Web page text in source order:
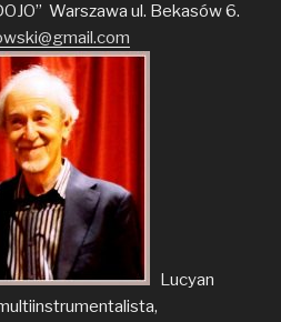
Warszawa ul. Bekasów 6.
Lucyan